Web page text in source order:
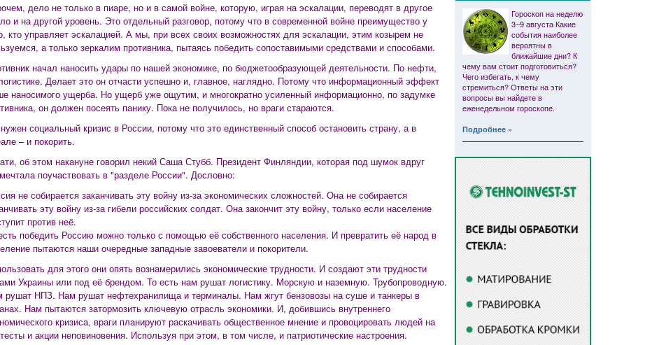
дело не только в пиаре, но и в самой войне, которую, играя на эскалации, переводят в другое
и на другой уровень. Это отдельный разговор, потому что в современной войне преимущество у
кто управляет эскалацией. А мы, при всех своих возможностях для эскалации, этим козырем не
а только зеркалим противника, пытаясь победить сопоставимыми средствами и способами.
начал наносить удары по нашей экономике, по бюджетообразующей деятельности. По нефти,
Делает это он отчасти успешно и, главное, наглядно. Потому что информационный эффект
наносимого ущерба. Но ущерб уже ощутим, и многократно усиленный информационно, по задумке
он должен посеять панику. Пока не получилось, но враги стараются.
социальный кризис в России, потому что это единственный способ остановить страну, а в
– и покорить.
об этом накануне говорил некий Саша Стубб. Президент Финляндии, которая под шумок вдруг
поучаствовать в "разделе России". Дословно:
не собирается заканчивать эту войну из-за экономических сложностей. Она не собирается
эту войну из-за гибели российских солдат. Она закончит эту войну, только если население
против неё.
победить Россию можно только с помощью её собственного населения. И превратить её народ в
пытаются наши очередные западные завоеватели и покорители.
для этого они опять вознамерились экономические трудности. И создают эти трудности
Украины или под её брендом. То есть нам рушат логистику. Морскую и наземную. Трубопроводную.
рушат НПЗ. Нам рушат нефтехранилища и терминалы. Нам жгут бензовозы на суше и танкеры в
Нам пытаются затормозить ключевую отрасль экономики. И, добившись внутреннего
кризиса, враги планируют раскачивать общественное мнение и провоцировать людей на
и акции неповиновения. Используя при этом, в том числе, и патриотические настроения.
Гороскоп на неделю
3–9 августа Какие
события наиболее
вероятны в
ближайшие дни? К
чему вам стоит подготовиться?
Чего избегать, к чему
стремиться? Ответы на эти
вопросы вы найдете в
еженедельном гороскопе.
Подробнее »